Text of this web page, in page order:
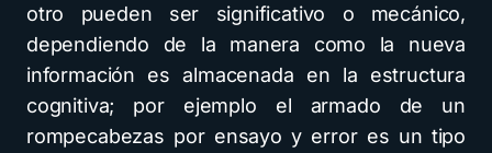
otro pueden ser significativo o mecánico,
dependiendo de la manera como la nueva
información es almacenada en la estructura
cognitiva; por ejemplo el armado de un
rompecabezas por ensayo y error es un tipo